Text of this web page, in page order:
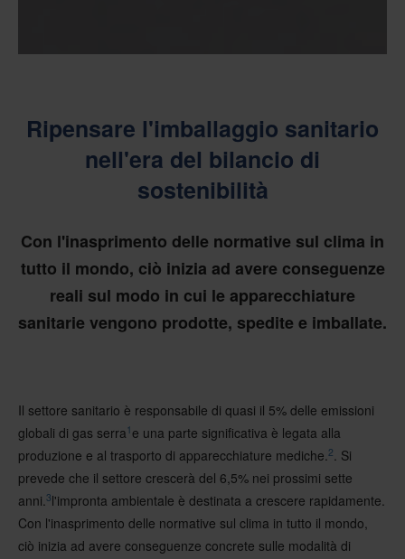
Ripensare l'imballaggio sanitario
nell'era del bilancio di
sostenibilità
Con l'inasprimento delle normative sul clima in
tutto il mondo, ciò inizia ad avere conseguenze
reali sul modo in cui le apparecchiature
sanitarie vengono prodotte, spedite e imballate.
Il settore sanitario è responsabile di quasi il 5% delle emissioni
globali di gas serra 1 e una parte significativa è legata alla
produzione e al trasporto di apparecchiature mediche. 2
. Si
prevede che il settore crescerà del 6,5% nei prossimi sette
anni. 3l'impronta ambientale è destinata a crescere rapidamente.
Con l'inasprimento delle normative sul clima in tutto il mondo,
ciò inizia ad avere conseguenze concrete sulle modalità di